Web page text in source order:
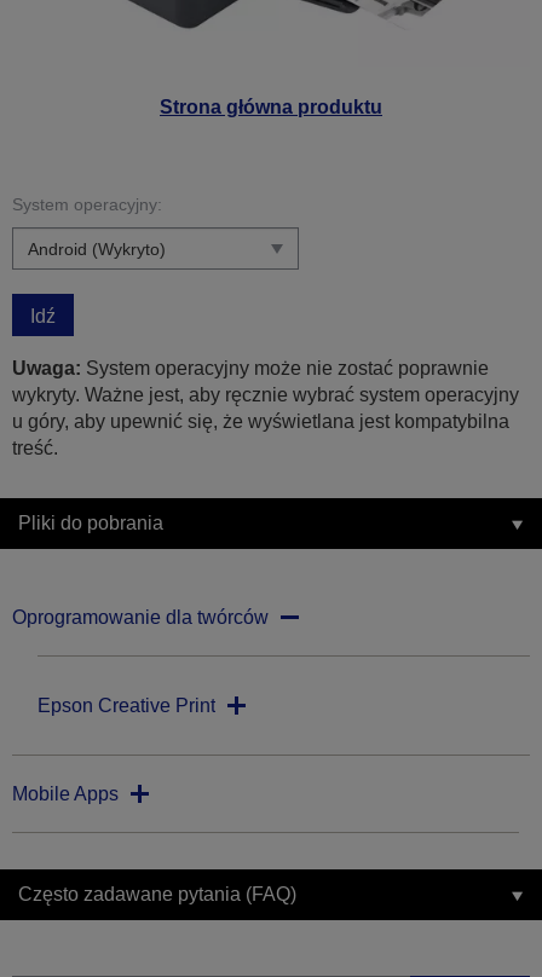
Strona główna produktu
System operacyjny:
Idź
Uwaga: System operacyjny może nie zostać poprawnie
wykryty. Ważne jest, aby ręcznie wybrać system operacyjny
u góry, aby upewnić się, że wyświetlana jest kompatybilna
treść.
Pliki do pobrania
Oprogramowanie dla twórców
Epson Creative Print
Mobile Apps
Często zadawane pytania (FAQ)